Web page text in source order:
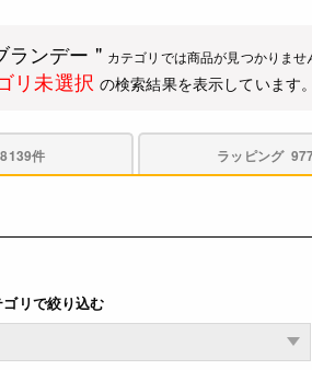
ランデー " カテゴリでは商品が見つかりませ
リ未選択 の検索結果を表示しています。
8139件 ラッピング
リで絞り込む